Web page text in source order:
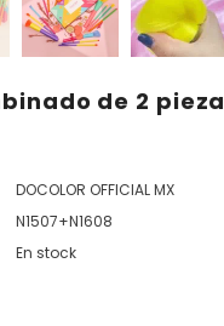
de 2
DOCOLOR OFFICIAL MX
N1507+N1608
En stock